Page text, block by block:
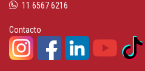
11 6567 6216
Contacto